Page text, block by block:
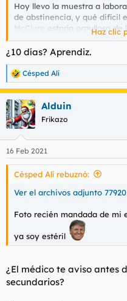
Hoy llevo la muestra a
de abstinencia, y qué difícil
McClure estaría orgulloso de
(aunque en la foto parezca
Haz clic
¿10 días? Aprendiz.
R
e
c
c
i
e
s
Césped Alí
Alduin
Frikazo
16 Feb 2021
Césped Alí rebuznó:
Ver el archivos adjunto 77920
Foto recién mandada de mi
ya soy estéril
¿El médico te aviso antes
secundarios?